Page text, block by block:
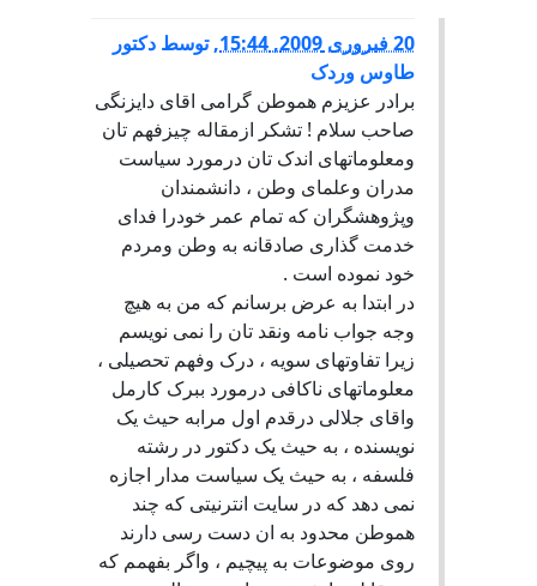
20 فبروری 2009, 15:44 ,توسط دکتور
طاوس وردک
برادر عزیزم هموطن گرامی اقای دایزنگی
صاحب سلام ! تشکر ازمقاله چیزفهم تان
ومعلوماتهای اندک تان درمورد سیاست
مدران وعلمای وطن ، دانشمندان
وپژوهشگران که تمام عمر خودرا فدای
خدمت گذاری صادقانه به وطن ومردم
خود نموده است .
در ابتدا به عرض برسانم که من به هیچ
وجه جواب نامه ونقد تان را نمی نویسم
زیرا تفاوتهای سویه ، درک وفهم تحصیلی ،
معلوماتهای ناکافی درمورد ببرک کارمل
واقای جلالی درقدم اول مرابه حیث یک
نویسنده ، به حیث یک دکتور در رشته
فلسفه ، به حیث یک سیاست مدار اجازه
نمی دهد که در سایت انترنیتی که چند
هموطن محدود به ان دست رسی دارند
روی موضوعات به پیچیم ، واگر بفهمم که